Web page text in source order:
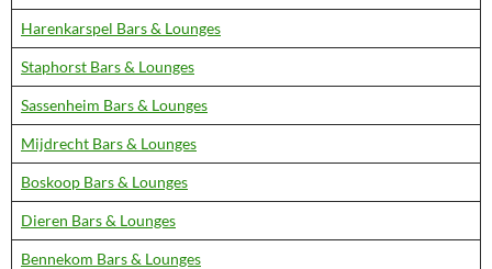
Harenkarspel Bars & Lounges
Staphorst Bars & Lounges
Sassenheim Bars & Lounges
Mijdrecht Bars & Lounges
Boskoop Bars & Lounges
Dieren Bars & Lounges
Bennekom Bars & Lounges